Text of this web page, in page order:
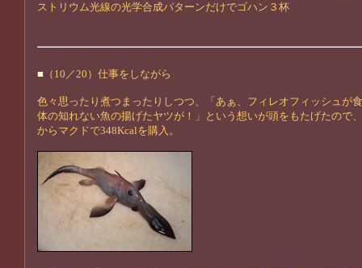
ストリウム光線の光学合成パターンだけでゴハン３杯
■ （10／20）仕事をしながら
色々思ったり煮つまったりしつつ、「あぁ、フィレオフィッシュが
体の知れない魚の揚げたヤツが！」という想いが頭をもたげたので
からマクドで348Kcalを購入。